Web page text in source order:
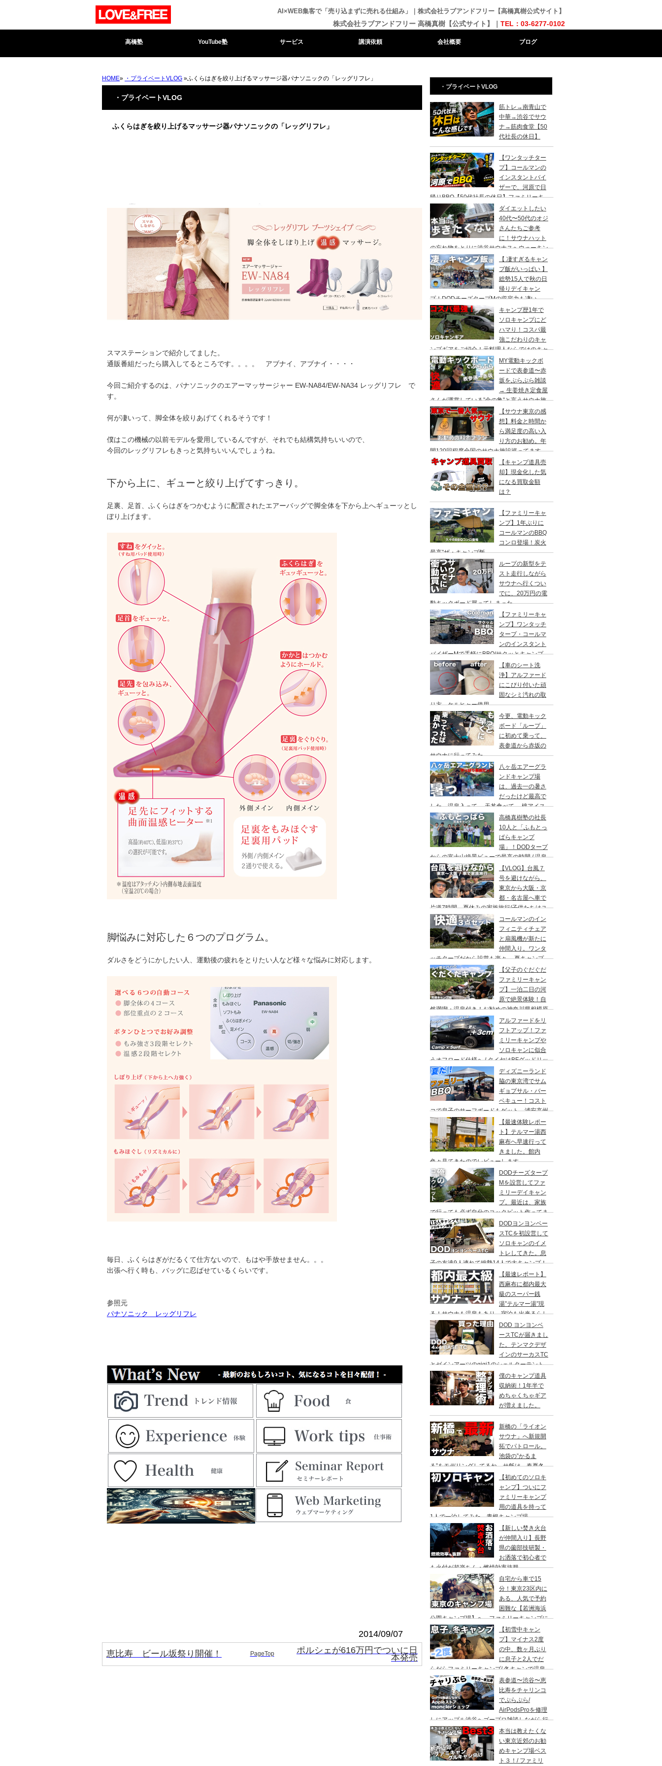
AI×WEB集客で「売り込まずに売れる仕組み」｜株式会社ラブアンドフリー【高橋真樹公式サイト】
株式会社ラブアンドフリー 高橋真樹【公式サイト】｜ TEL：03-6277-0102
高橋塾 YouTube塾 サービス 講演依頼 会社概要 ブログ
HOME» ・プライベートVLOG »ふくらはぎを絞り上げるマッサージ器パナソニックの「レッグリフレ」
・プライベートVLOG
ふくらはぎを絞り上げるマッサージ器パナソニックの「レッグリフレ」
スマステーションで紹介してました。
通販番組だったら購入してるところです。。。。 アブナイ、アブナイ・・・・
今回ご紹介するのは、パナソニックのエアーマッサージャー EW-NA84/EW-NA34 レッグリフレ で
す。
何が凄いって、脚全体を絞りあげてくれるそうです！
僕はこの機械の以前モデルを愛用しているんですが、それでも結構気持ちいいので、
今回のレッグリフレもきっと気持ちいいんでしょうね。
下から上に、ギューと絞り上げてすっきり。
足裏、足首、ふくらはぎをつかむように配置されたエアーバッグで脚全体を下から上へギューッとし
ぼり上げます。
脚悩みに対応した６つのプログラム。
ダルさをどうにかしたい人、運動後の疲れをとりたい人など様々な悩みに対応します。
毎日、ふくらはぎがだるくて仕方ないので、もはや手放せません。。。
出張へ行く時も、バッグに忍ばせているくらいです。
参照元
パナソニック レッグリフレ
2014/09/07
恵比寿 ビール坂祭り開催！
PageTop ポルシェが616万円でついに日
本発売
・プライベートVLOG
筋トレ→南青山で
中華→渋谷でサウ
ナ→筋肉食堂【50
代社長の休日】
【ワンタッチター
プ】コールマンの
インスタントバイ
ザーで、河原で日
帰りBBQ【50代社長の休日】ファミリーキ
ャンプ初心者さんは、まずこのスタイルでデ
イキャンプがおすすめです。
ダイエットしたい
40代〜50代のオジ
さんたちご参考
に！サウナハット
の忘れ物をとりに渋谷サウナスへウォーキン
グ→ ランチはカレー食べに六本木のCoCo壱
番屋へ
【 凄すぎるキャン
プ飯がいっぱい 】
総勢15人で秋の日
帰りデイキャン
プ！DODチーズタープMの収容力も凄い。
都内のキャンプ場”秋川橋河川公園バーベキ
ューランド”
キャンプ歴1年で
ソロキャンプにど
ハマり！コスパ最
強こだわりのキャ
ンプギアをご紹介！元料理人ならではのキャ
ンプ飯も堪能。今回は、千葉県一番星キャン
プ場で雨キャンプでソログルキャンプ。
MY電動キックボ
ードで表参道〜赤
坂をぷらぷら雑談
→ 生姜焼き定食屋
さんが運営している”金の亀”と言うサウナ施
設へ行ってきました。
【サウナ東京の感
想】料金と時間か
ら満足度の高い入
り方のお勧め。年
間120回程度全国のサウナ施設巡ってます。
【キャンプ道具売
却】現金化した気
になる買取金額
は？
【ファミリーキャ
ンプ】1年ぶりに
コールマンのBBQ
コンロ登場！炭火
最高”ザ・キャンプ飯
ループの新型をテ
スト走行しながら
サウナへ行くつい
でに、20万円の電
動キックボード買ってしまった。
YADEA（ヤデア）
【ファミリーキャ
ンプ】ワンタッチ
タープ・コールマ
ンのインスタント
バイザーMで手軽にBBQ/サクッとキャンプ
レイアウト/ 都心から車で1時間/ 河原のキャ
ンプ場/秋川橋河川公園 バーベキューランド
【車のシート洗
浄】アルファード
にこびり付いた頑
固なシミ汚れの取
り方。ケルヒャー使用。
今更、電動キック
ボード「ループ」
に初めて乗って、
表参道から赤坂の
サウナに行ってみた。
八ヶ岳エアーグラ
ンドキャンプ場
は、過去一の暑さ
だったけど最高で
した。温泉入って→ 天丼食べて→ 桃アイス
食べて。ファミリーキャンプにもキャンプデ
ートにもお勧めです。DOD＆ムラコでグル
ープキャンプ
高橋真樹塾の社長
10人と「ふもとっ
ぱらキャンプ
場」！DODタープ
からの富士山絶景ビューで最高の時間 / 温泉
の代わりにシャワー / キャンプ飯は肉にタコ
スにビール
【VLOG】台風７
号を避けながら、
東京から大阪・京
都・名古屋へ車で
片道7時間、夏休みの家族旅行/子供たちはユ
ニバーサルスタジオでパパはサウナ→清水寺
からの川床で鰻重→世界の山ちゃん
コールマンのイン
フィニティチェア
と扇風機が新たに
仲間入り。ワンタ
ッチタープだから設営も楽々。 夏キャンプ
を快適に過ごす為のキャンプギア３点セッ
ト。
【父子のぐだぐだ
ファミリーキャン
プ】一泊二日の河
原で絶景体験！自
然満喫・温泉付き！お勧めの神奈川県相模原
市・青根キャンプ場。
アルファードをリ
フトアップ！ファ
ミリーキャンプや
ソロキャンに似合
うオフロード仕様へ / タイヤはBFグッドリッ
チのオールテレーンTA。ホイールはデルタ
フォースのオーバル。アップサスはエスペリ
ア。
ディズニーランド
脇の東京湾でサム
ギョプサル・バー
ベキュー！コスト
コで息子のサーフボードもゲット、浦安高州
海浜公園、コールマンワンタッチタープ、フ
ァミリーキャンプ、BBQ
【最速体験レポー
ト】テルマー湯西
麻布へ早速行って
きました。館内
色々見てきたのでレビューします。
DODチーズタープ
Mを設営してファ
ミリーデイキャン
プ。最近は、家族
で行っても必ず自分のコックピット作ってま
す♪
DODヨンヨンベー
スTCを初設営して
ソロキャンのイメ
トレしてきた。息
子の友達9人連れて総勢14人で大キャンプ！
めちゃくちゃ疲れたぞ。
【最速レポート】
西麻布に都内最大
級のスーパー銭
湯”テルマー湯”現
る！サウナも温泉もあり、宿泊も出来るらし
い♪
DOD ヨンヨンベ
ースTCが届きまし
た。テンマクデザ
インのサーカスTC
とゼインアーツのgigi1のシェルターテント
と比較検討をし、購入に至った理由。
僕のキャンプ道具
収納術！1年半で
めちゃくちゃギア
が増えました。
新橋の「ライオン
サウナ」へ新規開
拓でパトロール。
池袋の”かるま
る”をモデリングしてるね。サ飯は、春夏冬
にて。
【初めてのソロキ
ャンプ】ついにフ
ァミリーキャンプ
用の道具を持って
1人で一泊してみた。青根キャンプ場
【新しい焚き火台
が仲間入り】長野
県の薗部技研製・
お洒落で初心者で
も火付が超楽ちん・燃焼効率抜群
自宅から車で15
分！東京23区内に
ある、人気で予約
困難な【若洲海浜
公園キャンプ場】へ、ファミリーキャンプに
行ってきた。冬キャンプもキャンプギアを上
手に使えば暖かくて楽しい♪
【初雪中キャン
プ】マイナス2度
の中、数ヶ月ぶり
に息子と2人でだ
らだらファミリーキャンプ/ 冬キャンで温泉
入って焚き火して超絶楽しかった。大野路キ
ャンプ場は結構いいかも
表参道〜渋谷〜恵
比寿をチャリンコ
でぷらぷら/
AirPodsProを修理
しにアップル渋谷へゴープロ雑談しながら行
ってきます。モンクレールの新型ショップも
行ってみました。
本当は教えたくな
い東京近郊のお勧
めキャンプ場ベス
ト３！/ ファミリ